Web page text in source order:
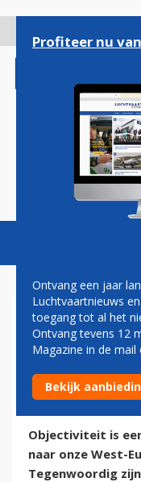
gaan
Magazine
HERMAN
ZULLEN
25 maart 2016
Objectiviteit is
naar onze West-
Tegenwoordig
Profiteer nu
Ontvang een jaar
Luchtvaartnieuws
toegang tot al het
Ontvang tevens 12
Magazine in de
Bekijk